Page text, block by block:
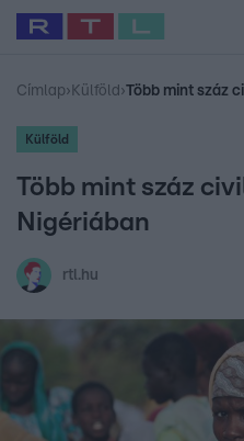
Legfrissebb RTL Híradó
Babits Marcella
Címlap› Külföld ›Több mint száz
Külföld
Több mint száz
Nigériában
rtl.hu